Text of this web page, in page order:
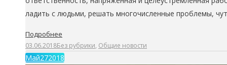
ладить с людьми, решать многочисленные проблемы,
Подробнее
03.06.2018Без рубрики, Общие новости
Май272018